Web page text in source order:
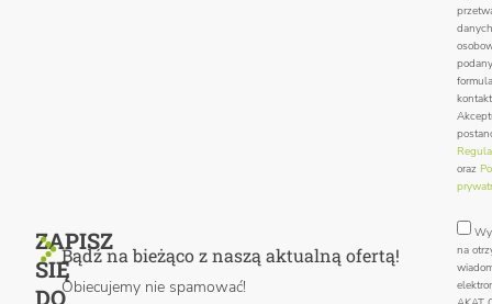
ZAPISZ
SIĘ
DO
Bądź na bieżąco z naszą aktualną ofertą!
Obiecujemy nie spamować!
danych
oraz
na